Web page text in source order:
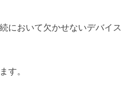
において欠かせないデバイス
す。